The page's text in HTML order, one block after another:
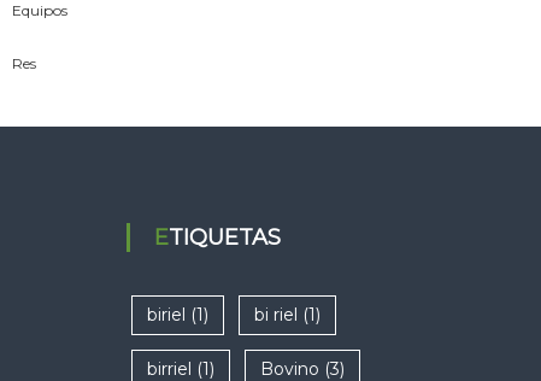
Equipos
Res
ETIQUETAS
biriel (1) bi riel (1)
birriel (1) Bovino (3)